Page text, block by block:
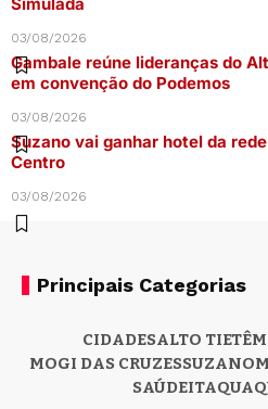
03/08/2026
Gambale reúne lideranças do
em convenção do Podemos
03/08/2026
Suzano vai ganhar hotel da
Centro
03/08/2026
Principais Categorias
CIDADESALTO TIETÊ
MOGI DAS CRUZESSUZANO
SAÚDE